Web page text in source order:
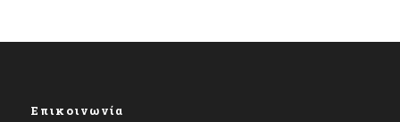
Επικοινωνία